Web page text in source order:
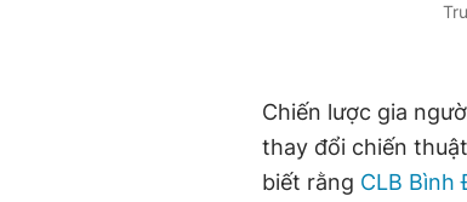
Chiến lược gia
thay đổi chiến
biết rằng CLB Bình